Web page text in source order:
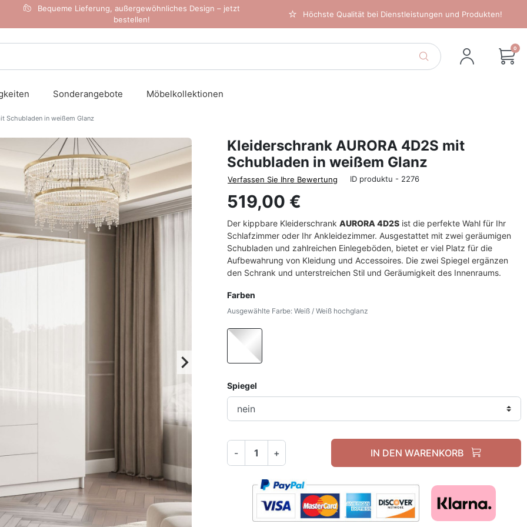
Bequeme Lieferung, außergewöhnliches Design – jetzt
bestellen!
Höchste Qualität bei Dienstleistungen und Produkten!
0
Sonderangebote Möbelkollektionen
Schubladen in weißem Glanz
Weiter
keyboard_arrow_right
Kleiderschrank AURORA 4D2S mit
Schubladen in weißem Glanz
Verfassen Sie Ihre Bewertung ID produktu - 2276
519,00 €
Der kippbare Kleiderschrank AURORA 4D2S ist die perfekte Wahl für Ihr
Schlafzimmer oder Ihr Ankleidezimmer. Ausgestattet mit zwei geräumigen
Schubladen und zahlreichen Einlegeböden, bietet er viel Platz für die
Aufbewahrung von Kleidung und Accessoires. Die zwei Spiegel ergänzen
den Schrank und unterstreichen Stil und Geräumigkeit des Innenraums.
Farben
Ausgewählte Farbe: Weiß / Weiß hochglanz
Weiß / Weiß hochglanz
Spiegel
- + IN DEN WARENKORB